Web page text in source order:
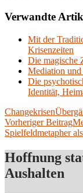
Verwandte
Mit der
Krisenzeiten
Die magische
Mediation
Die
Identität,
Changekrisen
Vorheriger Beitrag
Spielfeldmetapher
Hoffnung
Aushalten